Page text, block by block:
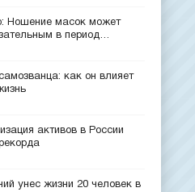
Ношение масок может
в период
как он влияет
активов в России
унес жизни 20 человек в